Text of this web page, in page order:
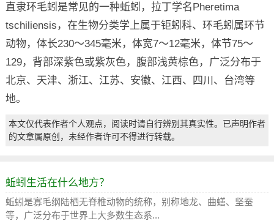
直隶环毛蚓是常见的一种蚯蚓，拉丁学名Pheretima
tschiliensis，在生物分类学上属于钜蚓科、环毛蚓属环节
动物，体长230～345毫米，体宽7～12毫米，体节75～
129，背部深紫色或紫灰色，腹部浅黄棕色，广泛分布于
北京、天津、浙江、江苏、安徽、江西、四川、台湾等
地。
本文仅代表作者个人观点，阅读时请自行辨别其真实性。已声明作者
的文章属原创，未经作者许可不得进行转载。
蚯蚓生活在什么地方？
蚯蚓是寡毛纲陆栖无脊椎动物的统称，别称地龙、曲蟮、坚蚕
等，广泛分布于世界上大多数生态系...